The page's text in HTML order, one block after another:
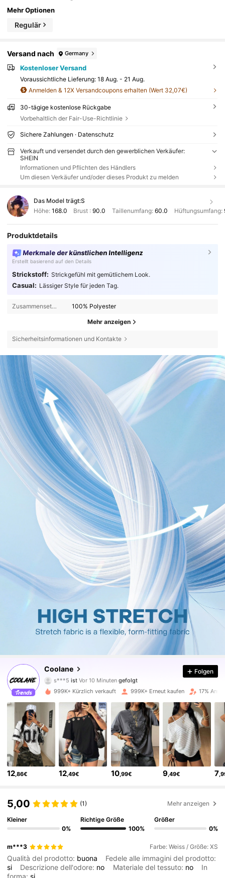
Mehr Optionen
Regulär
Versand nach Germany
Kostenloser Versand
Voraussichtliche Lieferung: 18 Aug. - 21 Aug.
Anmelden & 12X Versandcoupons erhalten (Wert 32,07€)
30-tägige kostenlose Rückgabe
Vorbehaltlich der Fair-Use-Richtlinie
Sichere Zahlungen · Datenschutz
Verkauft und versendet durch den gewerblichen Verkäufer:
SHEIN
Informationen und Pflichten des Händlers
Um diesen Verkäufer und/oder dieses Produkt zu melden
Das Model trägt:S
Höhe: 168.0 Brust :90.0 Taillenumfang: 60.0 Hüftungsumfang:
Produktdetails
Merkmale der künstlichen Intelligenz
Erstellt basierend auf den Details
Strickstoff: Strickgefühl mit gemütlichem Look.
Casual: Lässiger Style für jeden Tag.
Zusammensetzung: 100% Polyester
Mehr anzeigen
Sicherheitsinformationen und Kontakte
Coolane
4,84 945K Follower
s***5istVor 10 Minuten
b***p ist am Durchsuchen
4,84
945K Follower
4,84 945K Follower
4,84
Folgen
999K+ Kürzlich verkauft 999K+ Erneut kaufen 17%
12,86€ 12,49€ 10,99€ 9,49€ 7
5,00 (1) Mehr anzeigen
Kleiner
0%
Richtige Größe
100%
Größer
0%
m***3 Farbe: Weiss / Größe: XS
Qualità del prodotto: buona
Fedele alle immagini del prodotto:
si
Descrizione dell'odore: no Materiale del tessuto: no
In